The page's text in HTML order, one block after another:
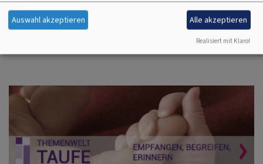
Servicestelle.
Interessante Infos rund um die Taufe finden Sie auch auf
https://www.taufspruch.de/step1.php#
Auswahl akzeptieren Alle akzeptieren
Realisiert mit Klaro!